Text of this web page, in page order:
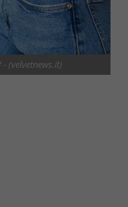
(velvetnews.it)